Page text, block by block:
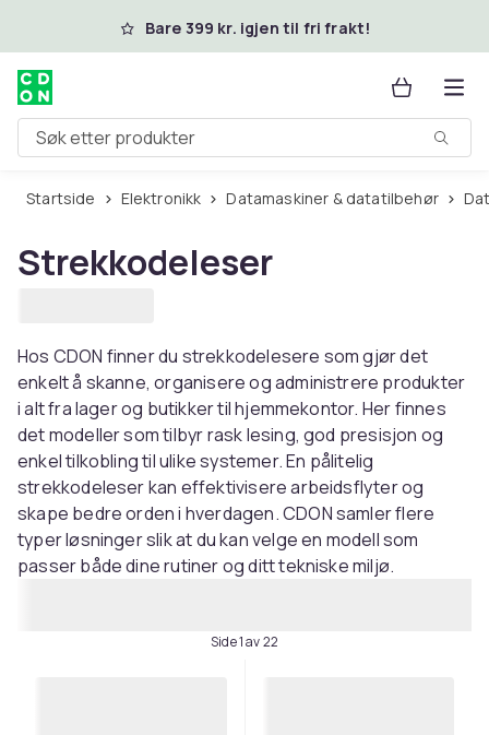
Hopp til hovedinnholdBare 399 kr. igjen til fri frakt!
Søk etter produkter
Startside Elektronikk Datamaskiner & datatilbehør
Strekkodeleser
Hos CDON finner du strekkodelesere som gjør det
enkelt å skanne, organisere og administrere produkter
i alt fra lager og butikker til hjemmekontor. Her finnes
det modeller som tilbyr rask lesing, god presisjon og
enkel tilkobling til ulike systemer. En pålitelig
strekkodeleser kan effektivisere arbeidsflyter og
skape bedre orden i hverdagen. CDON samler flere
typer løsninger slik at du kan velge en modell som
passer både dine rutiner og ditt tekniske miljø.
Side 1 av 22